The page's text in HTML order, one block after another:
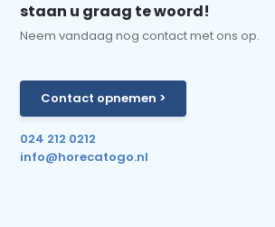
staan u graag te woord!
Neem vandaag nog contact met ons op.
Contact opnemen >
024 212 0212
info@horecatogo.nl